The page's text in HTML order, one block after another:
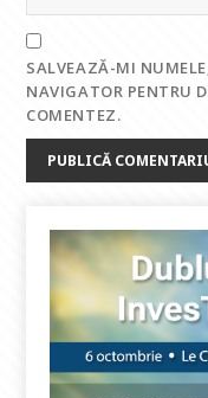
SALVEAZĂ-MI
NAVIGATOR PENTRU
COMENTEZ.